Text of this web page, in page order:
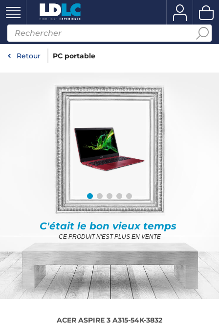
Retour PC portable
C'était le bon vieux temps
CE PRODUIT N'EST PLUS EN VENTE
ACER ASPIRE 3 A315-54K-3832